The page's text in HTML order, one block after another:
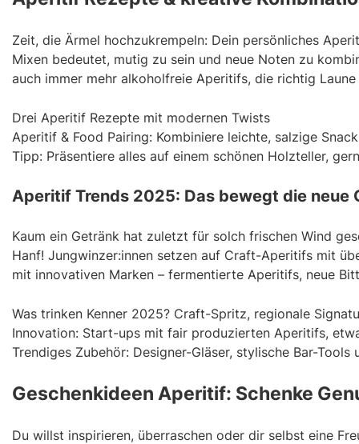
Zeit, die Ärmel hochzukrempeln: Dein persönliches
Mixen bedeutet, mutig zu sein und neue Noten zu
auch immer mehr alkoholfreie Aperitifs, die richtig
Drei Aperitif Rezepte mit modernen Twists
Aperitif & Food Pairing: Kombiniere leichte, salzige
Tipp: Präsentiere alles auf einem schönen Holzteller,
Aperitif Trends 2025: Das bewegt die neue
Kaum ein Getränk hat zuletzt für solch frischen Wind
Hanf! Jungwinzer:innen setzen auf Craft-Aperitifs mit
mit innovativen Marken – fermentierte Aperitifs, neue
Was trinken Kenner 2025? Craft-Spritz, regionale
Innovation: Start-ups mit fair produzierten Aperitifs,
Trendiges Zubehör: Designer-Gläser, stylische Bar-Tools
Geschenkideen Aperitif: Schenke
Du willst inspirieren, überraschen oder dir selbst eine